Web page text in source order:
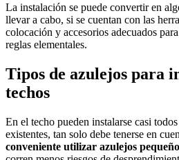
La instalación se puede convertir en
llevar a cabo, si se cuentan con las
colocación y accesorios adecuados
reglas elementales.
Tipos de azulejos para
techos
En el techo pueden instalarse casi
existentes, tan solo debe tenerse en
conveniente utilizar azulejos